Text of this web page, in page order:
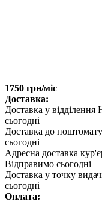
1750 грн/міс
Доставка:
Доставка у відділення
сьогодні
Доставка до
сьогодні
Адресна доставка
Відправимо сьогодні
Доставка у точку
сьогодні
Оплата: